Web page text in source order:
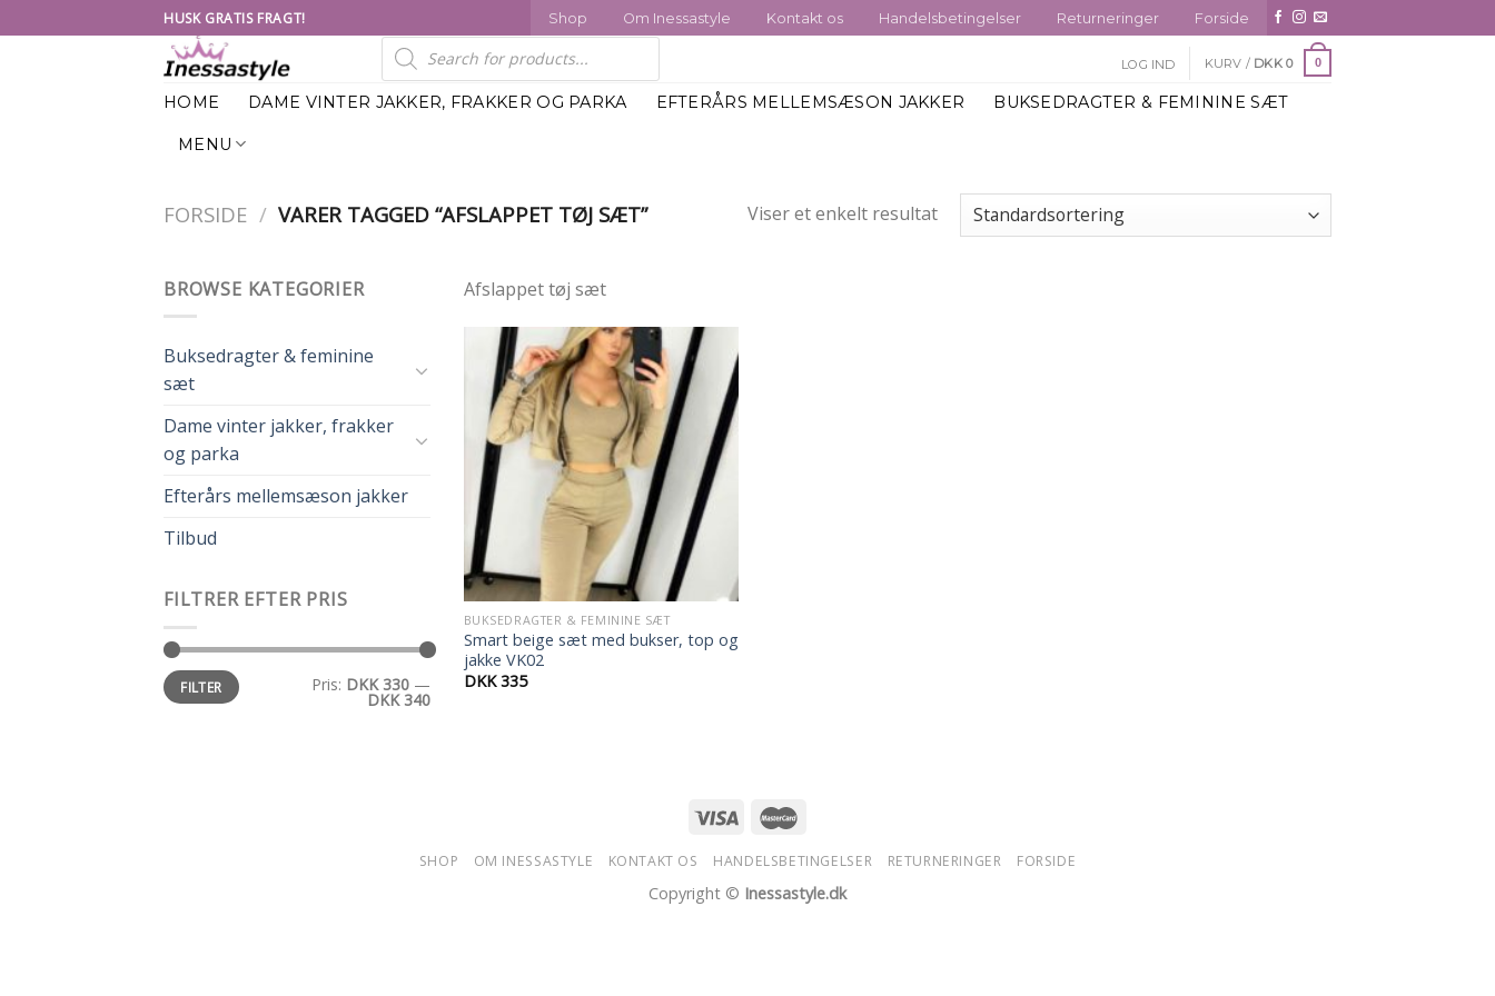
to
HUSK GRATIS FRAGT! Shop Om Inessastyle Kontakt os Handelsbetingelser Returneringer Forside
Products
search LOG IND KURV / DKK0 0
HOME DAME VINTER JAKKER, FRAKKER OG PARKA EFTERÅRS MELLEMSÆSON JAKKER BUKSEDRAGTER & FEMININE SÆT
MENU
FORSIDE / VARER TAGGED “AFSLAPPET TØJ SÆT” Viser et enkelt resultat
BROWSE KATEGORIER
Buksedragter & feminine
sæt
Dame vinter jakker, frakker
og parka
Efterårs mellemsæson jakker
Tilbud
FILTRER EFTER PRIS
FILTER Pris: DKK 330 —
DKK 340
Afslappet tøj sæt
BUKSEDRAGTER & FEMININE SÆT
Smart beige sæt med bukser, top og
jakke VK02
DKK335
SHOP OM INESSASTYLE KONTAKT OS HANDELSBETINGELSER RETURNERINGER FORSIDE
Copyright © Inessastyle.dk